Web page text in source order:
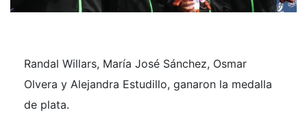
Randal Willars, María José Sánchez, Osmar
Olvera y Alejandra Estudillo, ganaron la medalla
de plata.